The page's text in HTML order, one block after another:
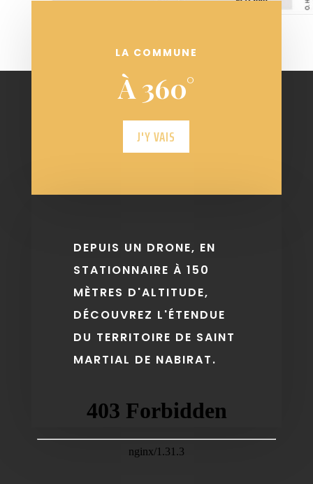
LA COMMUNE
À 360°
J'Y VAIS
DEPUIS UN DRONE, EN
STATIONNAIRE À 150
MÈTRES D'ALTITUDE,
DÉCOUVREZ L'ÉTENDUE
DU TERRITOIRE DE SAINT
MARTIAL DE NABIRAT.